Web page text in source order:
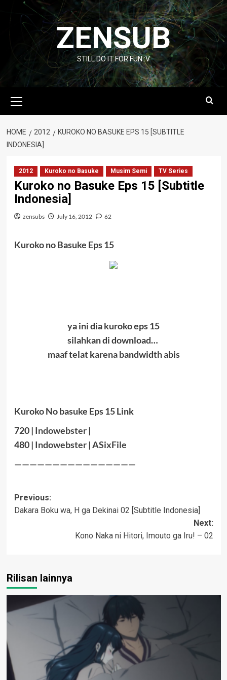
content
ZENSUB
STILL DO IT FOR FUN :V
Menu
HOME 2012
KUROKO NO BASUKE EPS 15 [SUBTITLE
INDONESIA]
2012 Kuroko no Basuke Musim Semi TV Series
Kuroko no Basuke Eps 15 [Subtitle
Indonesia]
zensubs July 16, 2012 62
Kuroko no Basuke Eps 15
ya ini dia kuroko eps 15
silahkan di download…
maaf telat karena bandwidth abis
Kuroko No basuke Eps 15 Link
720 | Indowebster|
480 | Indowebster|ASixFile
————————————————
Post
navigation
Previous:
Dakara Boku wa, H ga Dekinai 02 [Subtitle Indonesia]
Next:
Kono Naka ni Hitori, Imouto ga Iru! – 02
Rilisan lainnya